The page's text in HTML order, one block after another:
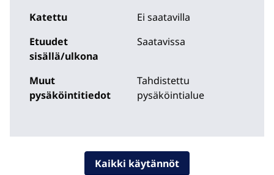
Katettu
Ei saatavilla
Etuudet
sisällä/ulkona
Saatavissa
Muut
pysäköintitiedot
Tahdistettu
pysäköintialue
Kaikki käytännöt